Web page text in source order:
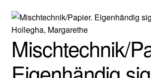
Hollegha, Margarethe
Mischtechnik/